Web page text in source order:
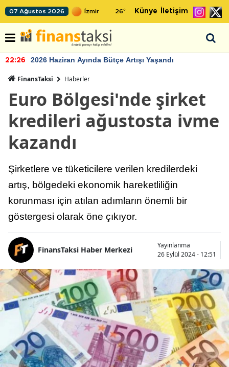
07 Ağustos 2026 26° Künye İletişim
22:26 2026 Haziran Ayında Bütçe Artışı Yaşandı
FinansTaksi Haberler
Euro Bölgesi'nde şirket
kredileri ağustosta ivme
kazandı
Şirketlere ve tüketicilere verilen kredilerdeki
artış, bölgedeki ekonomik hareketliliğin
korunması için atılan adımların önemli bir
göstergesi olarak öne çıkıyor.
FinansTaksi Haber Merkezi
Yayınlanma
26 Eylül 2024 - 12:51